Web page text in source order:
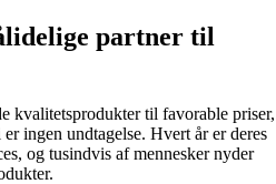
partner til
kvalitetsprodukter til favorable priser,
ingen undtagelse. Hvert år er deres
og tusindvis af mennesker nyder